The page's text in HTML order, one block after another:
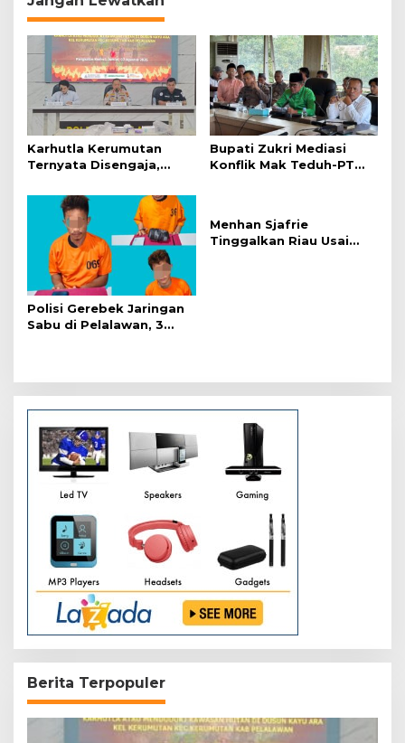
a
s
p
s
Karhutla Kerumutan
Ternyata Disengaja,
Pembakar Lahan
Bupati Zukri Mediasi
Konflik Mak Teduh-PT
Polisi Gerebek Jaringan
Sabu di Pelalawan, 3
Menhan Sjafrie
Tinggalkan Riau Usai
Berita Terpopuler